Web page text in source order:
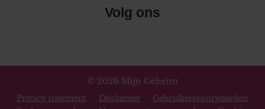
Volg ons
© 2026 Mijn Geheim
Privacy statement Disclaimer
Gebruikersvoorwaarden